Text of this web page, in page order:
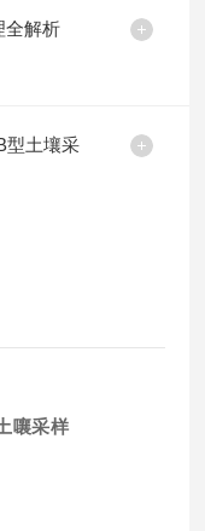
全解析
型土壤采